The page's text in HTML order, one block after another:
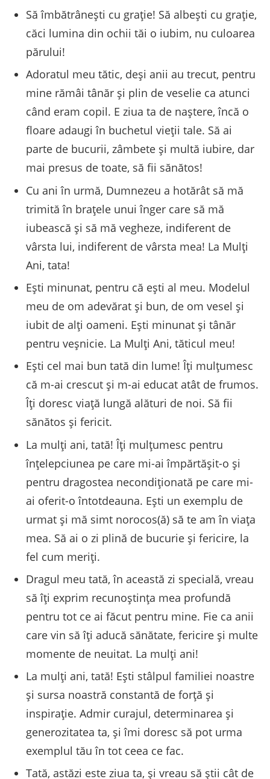
Să îmbătrânești cu grație! Să albești cu grație,
căci lumina din ochii tăi o iubim, nu culoarea
părului!
Adoratul meu tătic, deși anii au trecut, pentru
mine rămâi tânăr și plin de veselie ca atunci
când eram copil. E ziua ta de naștere, încă o
floare adaugi în buchetul vieții tale. Să ai
parte de bucurii, zâmbete și multă iubire, dar
mai presus de toate, să fii sănătos!
Cu ani în urmă, Dumnezeu a hotărât să mă
trimită în brațele unui înger care să mă
iubească și să mă vegheze, indiferent de
vârsta lui, indiferent de vârsta mea! La Mulți
Ani, tata!
Ești minunat, pentru că ești al meu. Modelul
meu de om adevărat și bun, de om vesel și
iubit de alți oameni. Ești minunat și tânăr
pentru veșnicie. La Mulți Ani, tăticul meu!
Ești cel mai bun tată din lume! Îți mulțumesc
că m-ai crescut și m-ai educat atât de frumos.
Îți doresc viață lungă alături de noi. Să fii
sănătos și fericit.
La mulți ani, tată! Îți mulțumesc pentru
înțelepciunea pe care mi-ai împărtășit-o și
pentru dragostea necondiționată pe care mi-
ai oferit-o întotdeauna. Ești un exemplu de
urmat și mă simt norocos(ă) să te am în viața
mea. Să ai o zi plină de bucurie și fericire, la
fel cum meriți.
Dragul meu tată, în această zi specială, vreau
să îți exprim recunoștința mea profundă
pentru tot ce ai făcut pentru mine. Fie ca anii
care vin să îți aducă sănătate, fericire și multe
momente de neuitat. La mulți ani!
La mulți ani, tată! Ești stâlpul familiei noastre
și sursa noastră constantă de forță și
inspirație. Admir curajul, determinarea și
generozitatea ta, și îmi doresc să pot urma
exemplul tău în tot ceea ce fac.
Tată, astăzi este ziua ta, și vreau să știi cât de